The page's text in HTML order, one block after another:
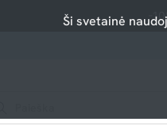
-
Ši svetainė